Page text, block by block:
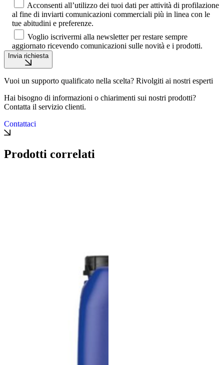
Acconsenti all’utilizzo dei tuoi dati per attività di profilazione
al fine di inviarti comunicazioni commerciali più in linea con le
tue abitudini e preferenze.
Voglio iscrivermi alla newsletter per restare sempre
aggiornato ricevendo comunicazioni sulle novità e i prodotti.
Invia richiesta
Vuoi un supporto qualificato nella scelta? Rivolgiti ai nostri esperti
Hai bisogno di informazioni o chiarimenti sui nostri prodotti?
Contatta il servizio clienti.
Contattaci
Prodotti correlati